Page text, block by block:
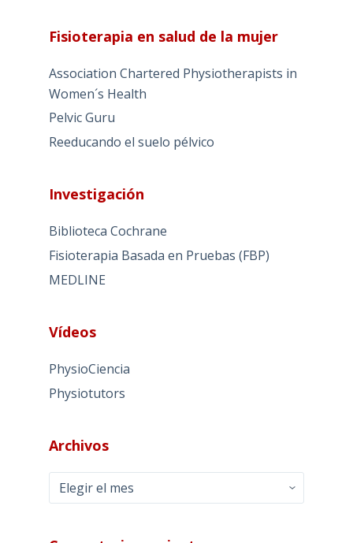
Fisioterapia en salud de la mujer
Association Chartered Physiotherapists in
Women´s Health
Pelvic Guru
Reeducando el suelo pélvico
Investigación
Biblioteca Cochrane
Fisioterapia Basada en Pruebas (FBP)
MEDLINE
Vídeos
PhysioCiencia
Physiotutors
Archivos
Archivos